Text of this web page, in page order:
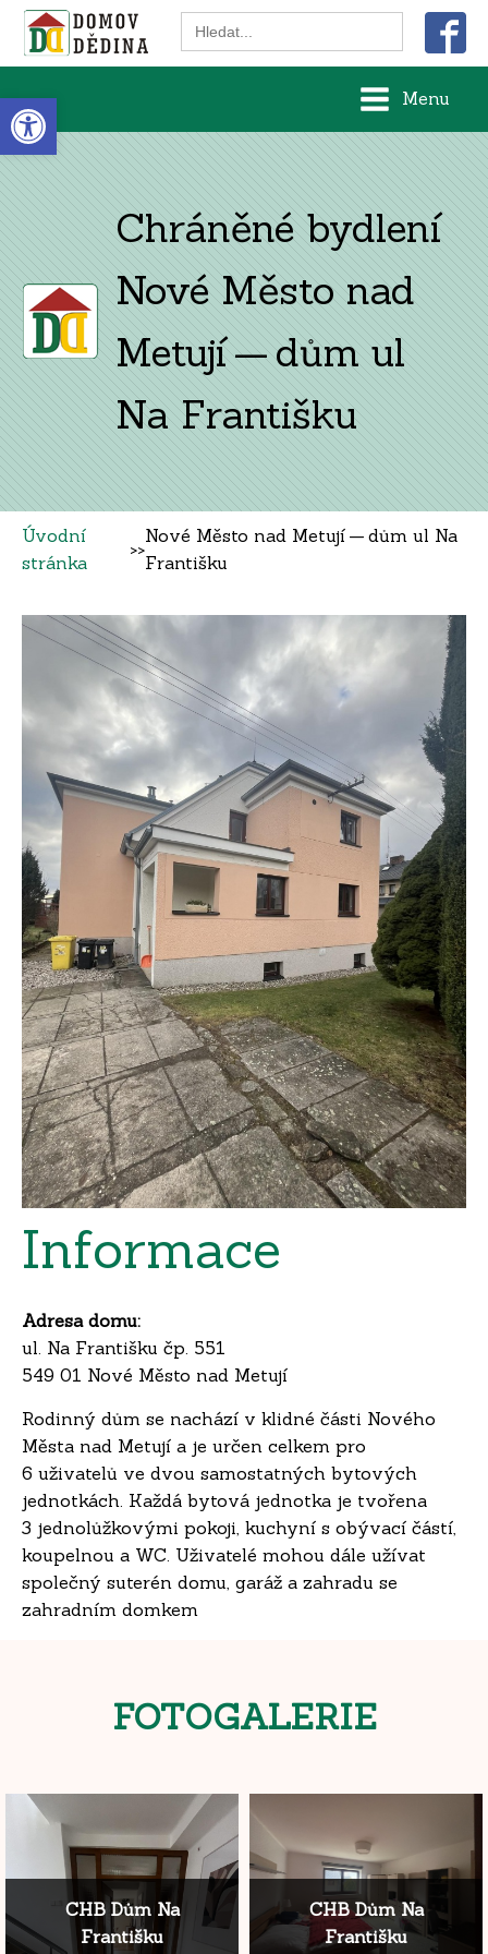
Open toolbar
Search
for:
Menu
Chráněné bydlení
Nové Město nad
Metují — dům ul
Na Františku
Úvodní
stránka
>>
Nové Město nad Metují — dům ul Na
Františku
Informace
Adresa domu:
ul. Na Františku čp. 551
549 01 Nové Město nad Metují
Rodinný dům se nachází v klidné části Nového
Města nad Metují a je určen celkem pro
6 uživatelů ve dvou samostatných bytových
jednotkách. Každá bytová jednotka je tvořena
3 jednolůžkovými pokoji, kuchyní s obývací částí,
koupelnou a WC. Uživatelé mohou dále užívat
společný suterén domu, garáž a zahradu se
zahradním domkem
FOTOGALERIE
CHB Dům Na
Františku
CHB Dům Na
Františku